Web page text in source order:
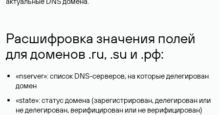
Расшифровка значения полей
для доменов .ru, .su и .рф:
«nserver»: список DNS-серверов, на которые делегирован
домен
«state»: статус домена (зарегистрирован, делегирован или
не делегирован, верифицирован или не верифицирован)